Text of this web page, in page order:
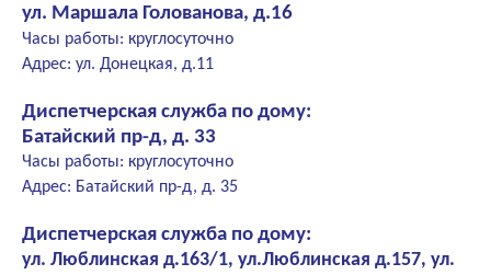
ул. Маршала Голованова, д.16
Часы работы: круглосуточно
Адрес: ул. Донецкая, д.11
Диспетчерская служба по дому:
Батайский пр-д, д. 33
Часы работы: круглосуточно
Адрес: Батайский пр-д, д. 35
Диспетчерская служба по дому:
ул. Люблинская д.163/1, ул.Люблинская д.157, ул.